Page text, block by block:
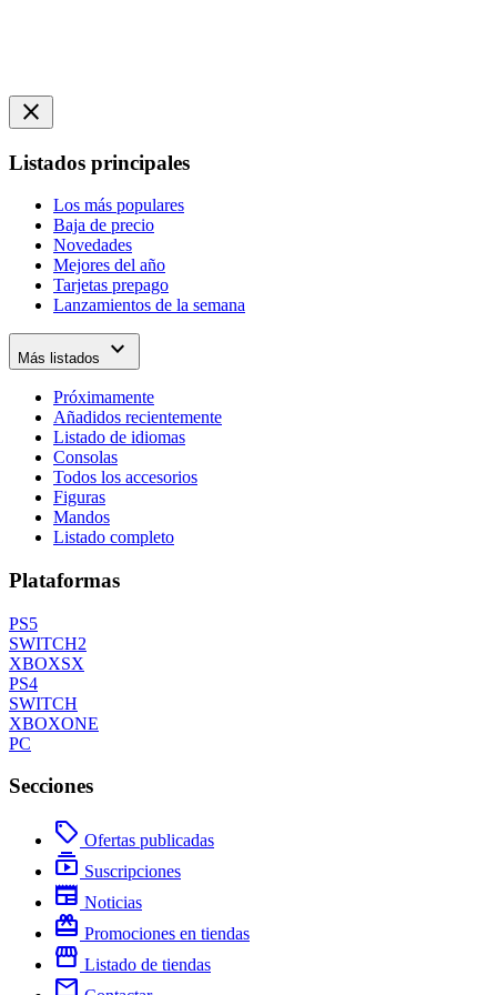
close
Listados principales
Los más populares
Baja de precio
Novedades
Mejores del año
Tarjetas prepago
Lanzamientos de la semana
Más listados expand_more
Próximamente
Añadidos recientemente
Listado de idiomas
Consolas
Todos los accesorios
Figuras
Mandos
Listado completo
Plataformas
PS5
SWITCH2
XBOXSX
PS4
SWITCH
XBOXONE
PC
Secciones
local_offer Ofertas publicadas
subscriptions Suscripciones
newspaper Noticias
redeem Promociones en tiendas
storefront Listado de tiendas
mail